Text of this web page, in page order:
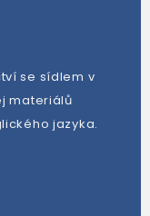
se sídlem v
materiálů
jazyka.